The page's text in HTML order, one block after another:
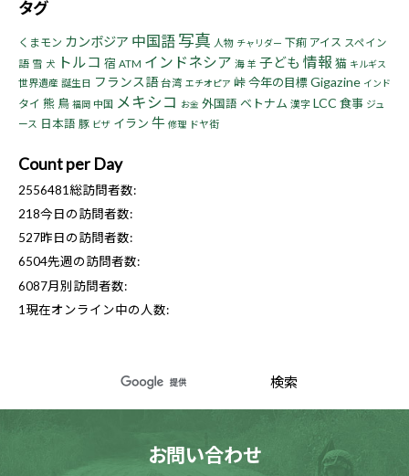
タグ
くまモン カンボジア 中国語 写真 人物 チャリダー 下痢 アイス スペイン
語 雪 犬 トルコ 宿 ATM インドネシア 海 羊 子ども 情報 猫 キルギス
世界遺産 誕生日 フランス語 台湾 エチオピア 峠今年の目標Gigazine インド
タイ 熊 鳥 福岡 中国 メキシコ お金 外国語 ベトナム 漢字 LCC 食事 ジュ
ース 日本語 豚 ビザ イラン 牛 修理 ドヤ街
Count per Day
2556481総訪問者数:
218今日の訪問者数:
527昨日の訪問者数:
6504先週の訪問者数:
6087月別訪問者数:
1 現在オンライン中の人数:
お問い合わせ